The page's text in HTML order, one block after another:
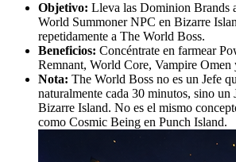
Objetivo: Lleva las Dominion Brands
World Summoner NPC en Bizarre
repetidamente a The World Boss.
Beneficios: Concéntrate en farmear
Remnant, World Core, Vampire
Nota: The World Boss no es un Jefe
naturalmente cada 30 minutos, sino un
Bizarre Island. No es el mismo
como Cosmic Being en Punch Island.